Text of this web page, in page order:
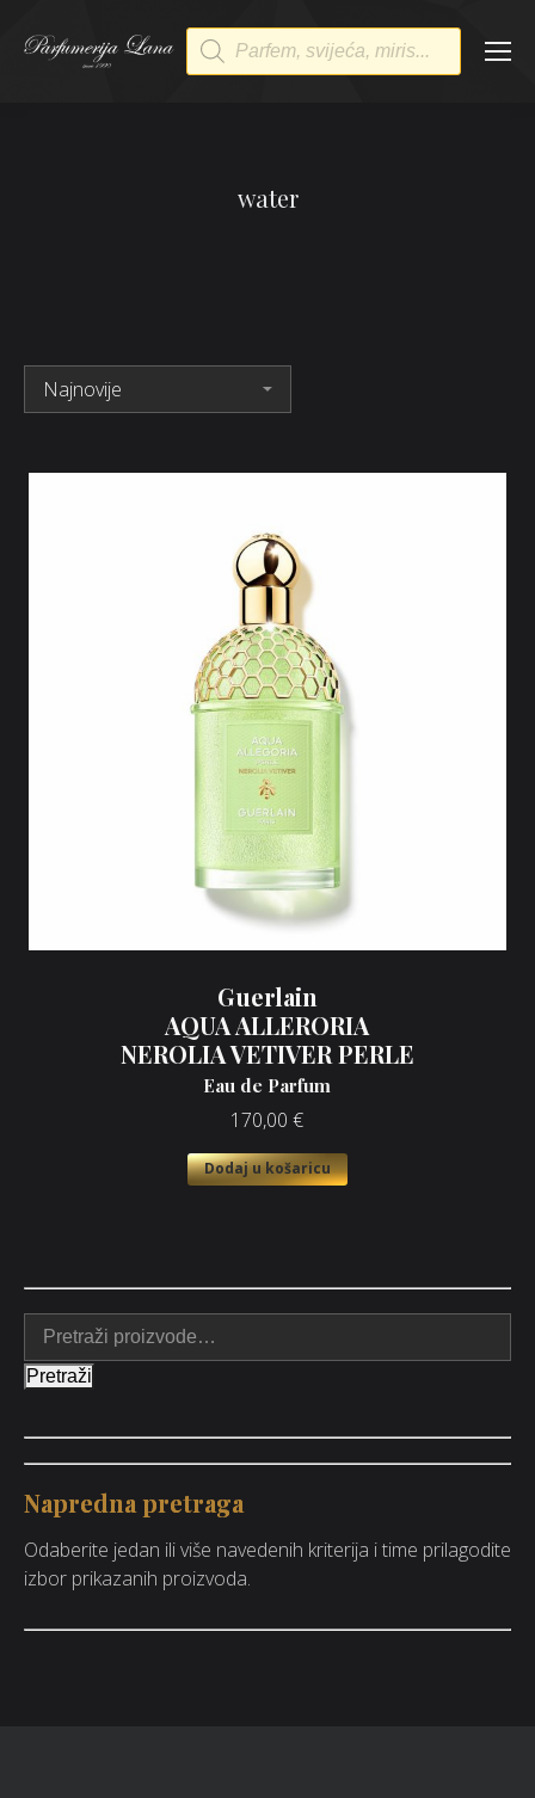
Products
search
water
Guerlain
AQUA ALLERORIA
NEROLIA VETIVER PERLE
Eau de Parfum
170,00 €
Dodaj u košaricu
Pretraži
Napredna pretraga
Odaberite jedan ili više navedenih kriterija i time prilagodite
izbor prikazanih proizvoda.